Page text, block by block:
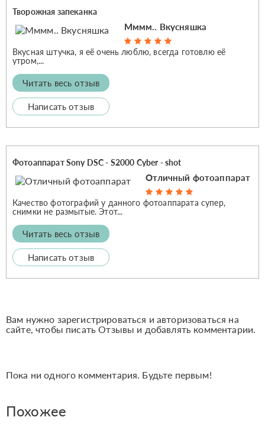
Творожная запеканка
Мммм.. Вкусняшка
Вкусная штучка, я её очень люблю, всегда готовлю её
утром,...
Читать весь отзыв
Написать отзыв
Фотоаппарат Sony DSC - S2000 Cyber - shot
Отличный фотоаппарат
Качество фотографий у данного фотоаппарата супер,
снимки не размытые. Этот...
Читать весь отзыв
Написать отзыв
Вам нужно зарегистрироваться и авторизоваться на
сайте, чтобы писать Отзывы и добавлять комментарии.
Пока ни одного комментария. Будьте первым!
Похожее